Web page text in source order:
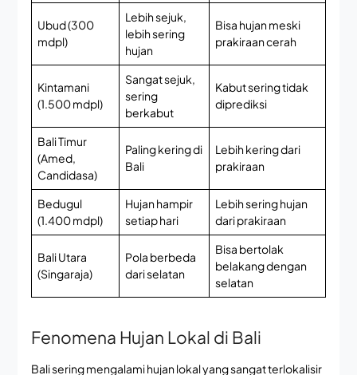
Ubud (300
mdpl)
Lebih sejuk,
lebih sering
hujan
Bisa hujan meski
prakiraan cerah
Kintamani
(1.500 mdpl)
Sangat sejuk,
sering
berkabut
Kabut sering tidak
diprediksi
Bali Timur
(Amed,
Candidasa)
Paling kering di
Bali
Lebih kering dari
prakiraan
Bedugul
(1.400 mdpl)
Hujan hampir
setiap hari
Lebih sering hujan
dari prakiraan
Bali Utara
(Singaraja)
Pola berbeda
dari selatan
Bisa bertolak
belakang dengan
selatan
Fenomena Hujan Lokal di Bali
Bali sering mengalami hujan lokal yang sangat terlokalisir